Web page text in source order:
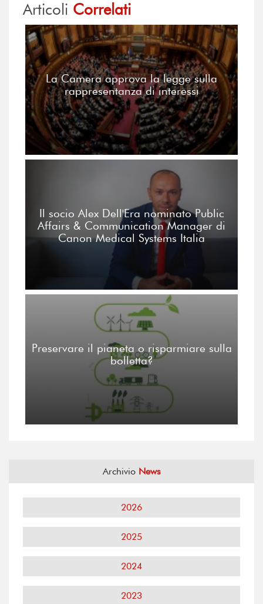
Articoli Correlati
La Camera approva la legge sulla
rappresentanza di interessi
Il socio Alex Dell'Era nominato Public
Affairs & Communication Manager di
Canon Medical Systems Italia
Preservare il pianeta o risparmiare sulla
bolletta?
Archivio News
2026
2025
2024
2023